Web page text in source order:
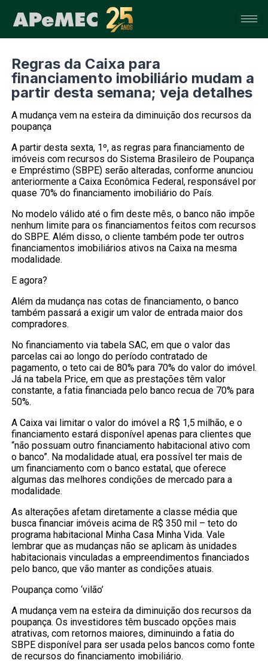
Regras da Caixa para
financiamento imobiliário mudam a
partir desta semana; veja detalhes
A mudança vem na esteira da diminuição dos recursos da
poupança
A partir desta sexta, 1º, as regras para financiamento de
imóveis com recursos do Sistema Brasileiro de Poupança
e Empréstimo (SBPE) serão alteradas, conforme anunciou
anteriormente a Caixa Econômica Federal, responsável por
quase 70% do financiamento imobiliário do País.
No modelo válido até o fim deste mês, o banco não impõe
nenhum limite para os financiamentos feitos com recursos
do SBPE. Além disso, o cliente também pode ter outros
financiamentos imobiliários ativos na Caixa na mesma
modalidade.
E agora?
Além da mudança nas cotas de financiamento, o banco
também passará a exigir um valor de entrada maior dos
compradores.
No financiamento via tabela SAC, em que o valor das
parcelas cai ao longo do período contratado de
pagamento, o teto cai de 80% para 70% do valor do imóvel.
Já na tabela Price, em que as prestações têm valor
constante, a fatia financiada pelo banco recua de 70% para
50%.
A Caixa vai limitar o valor do imóvel a R$ 1,5 milhão, e o
financiamento estará disponível apenas para clientes que
“não possuam outro financiamento habitacional ativo com
o banco”. Na modalidade atual, era possível ter mais de
um financiamento com o banco estatal, que oferece
algumas das melhores condições de mercado para a
modalidade.
As alterações afetam diretamente a classe média que
busca financiar imóveis acima de R$ 350 mil – teto do
programa habitacional Minha Casa Minha Vida. Vale
lembrar que as mudanças não se aplicam às unidades
habitacionais vinculadas a empreendimentos financiados
pelo banco, que vão manter as condições atuais.
Poupança como ‘vilão’
A mudança vem na esteira da diminuição dos recursos da
poupança. Os investidores têm buscado opções mais
atrativas, com retornos maiores, diminuindo a fatia do
SBPE disponível para ser usada pelos bancos como fonte
de recursos do financiamento imobiliário.